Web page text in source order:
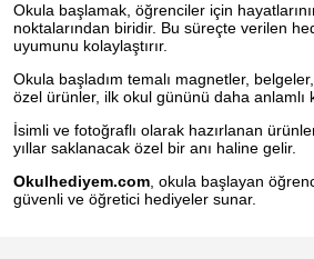
Okula başlamak, öğrenciler için
noktalarından biridir. Bu süreçte verilen
uyumunu kolaylaştırır.
Okula başladım temalı magnetler,
özel ürünler, ilk okul gününü daha anlamlı
İsimli ve fotoğraflı olarak hazırlanan
yıllar saklanacak özel bir anı haline gelir.
Okulhediyem.com , okula başlayan
güvenli ve öğretici hediyeler sunar.